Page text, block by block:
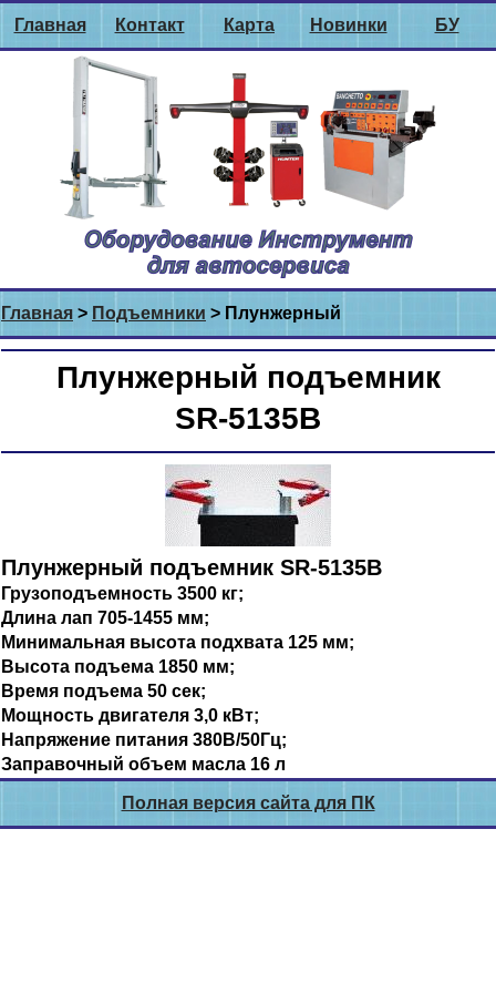
Главная Контакт Карта Новинки БУ
Главная > Подъемники > Плунжерный
Плунжерный подъемник
SR-5135B
Плунжерный подъемник SR-5135B
Грузоподъемность 3500 кг;
Длина лап 705-1455 мм;
Минимальная высота подхвата 125 мм;
Высота подъема 1850 мм;
Время подъема 50 сек;
Мощность двигателя 3,0 кВт;
Напряжение питания 380В/50Гц;
Заправочный объем масла 16 л
Полная версия сайта для ПК